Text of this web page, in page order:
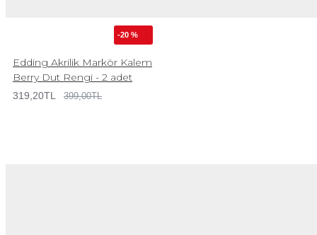
-20 %
Edding Akrilik Markör Kalem
Berry Dut Rengi - 2 adet
319,20TL 399,00TL